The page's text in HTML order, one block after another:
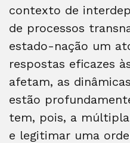
contexto de
de processos
estado-nação um
respostas eficazes
afetam, as
estão
tem, pois, a
e legitimar uma